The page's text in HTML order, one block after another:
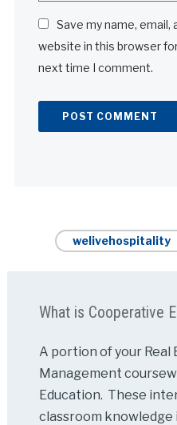
Save my name, email,
website in this browser
next time I comment.
welivehospitality
What is Cooperative
A portion of your
Management
Education. These
classroom